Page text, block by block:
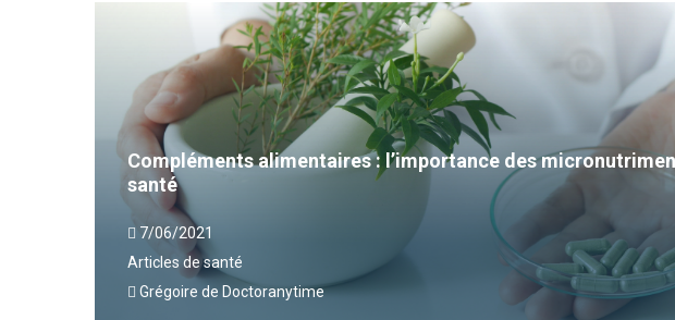
Compléments alimentaires : l’importance des
santé
7/06/2021
Articles de santé
Grégoire de Doctoranytime